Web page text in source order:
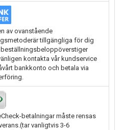
av ovanstående
tillgängliga för dig
kontakta vår kundservice
bankkonto och betala via
betalningar måste rensas
vanligtvis 3-6